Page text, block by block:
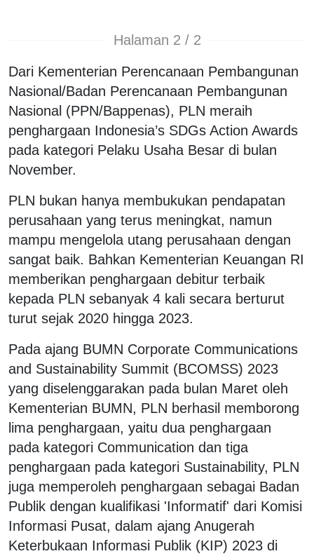
Halaman 2 / 2
Dari Kementerian Perencanaan Pembangunan
Nasional/Badan Perencanaan Pembangunan
Nasional (PPN/Bappenas), PLN meraih
penghargaan Indonesia’s SDGs Action Awards
pada kategori Pelaku Usaha Besar di bulan
November.
PLN bukan hanya membukukan pendapatan
perusahaan yang terus meningkat, namun
mampu mengelola utang perusahaan dengan
sangat baik. Bahkan Kementerian Keuangan RI
memberikan penghargaan debitur terbaik
kepada PLN sebanyak 4 kali secara berturut
turut sejak 2020 hingga 2023.
Pada ajang BUMN Corporate Communications
and Sustainability Summit (BCOMSS) 2023
yang diselenggarakan pada bulan Maret oleh
Kementerian BUMN, PLN berhasil memborong
lima penghargaan, yaitu dua penghargaan
pada kategori Communication dan tiga
penghargaan pada kategori Sustainability, PLN
juga memperoleh penghargaan sebagai Badan
Publik dengan kualifikasi 'Informatif' dari Komisi
Informasi Pusat, dalam ajang Anugerah
Keterbukaan Informasi Publik (KIP) 2023 di